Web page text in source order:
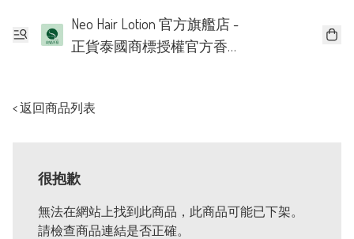
Neo Hair Lotion 官方旗艦店 -
正貨泰國商標授權官方香
< 返回商品列表
很抱歉
無法在網站上找到此商品，此商品可能已下架。
請檢查商品連結是否正確。